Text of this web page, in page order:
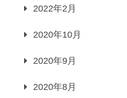
2022年2月
2020年10月
2020年9月
2020年8月